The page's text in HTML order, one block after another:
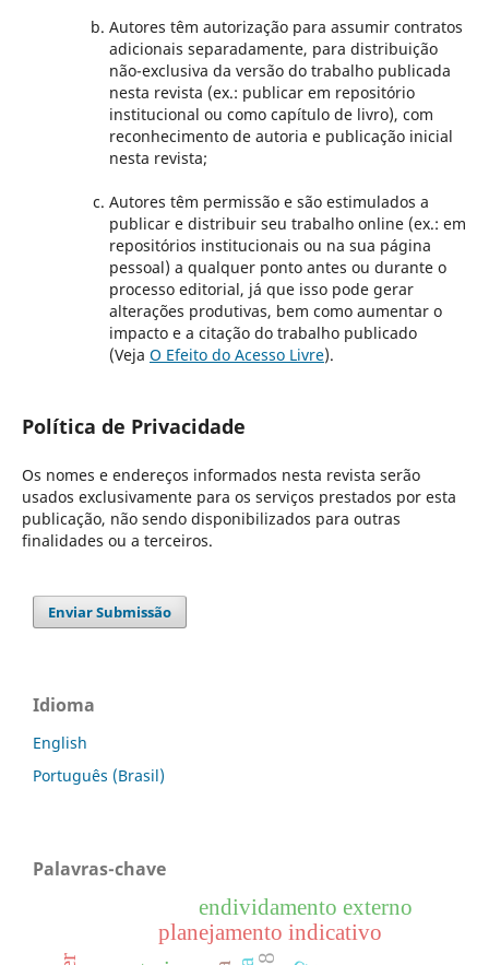
Autores têm autorização para assumir contratos
adicionais separadamente, para distribuição
não-exclusiva da versão do trabalho publicada
nesta revista (ex.: publicar em repositório
institucional ou como capítulo de livro), com
reconhecimento de autoria e publicação inicial
nesta revista;
Autores têm permissão e são estimulados a
publicar e distribuir seu trabalho online (ex.: em
repositórios institucionais ou na sua página
pessoal) a qualquer ponto antes ou durante o
processo editorial, já que isso pode gerar
alterações produtivas, bem como aumentar o
impacto e a citação do trabalho publicado
(Veja O Efeito do Acesso Livre).
Política de Privacidade
Os nomes e endereços informados nesta revista serão
usados exclusivamente para os serviços prestados por esta
publicação, não sendo disponibilizados para outras
finalidades ou a terceiros.
Enviar Submissão
Idioma
English
Português (Brasil)
Palavras-chave
planejamento indicativo
endividamento externo